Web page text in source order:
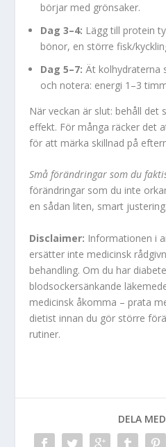
börjar med grönsaker.
Dag 3–4: Lägg till protein
bönor, en större fisk/
Dag 5–7: Ät kolhydraterna
och notera: energi 1–3
När veckan är slut: behåll det
effekt. För många räcker det
för att märka skillnad på
Små förändringar som du
förändringar som du inte
en sådan liten, smart justering.
Disclaimer: Informationen i
ersätter inte medicinsk
behandling. Om du har
blodsockersänkande
medicinsk åkomma – prata
dietist innan du gör större
rutiner.
DELA